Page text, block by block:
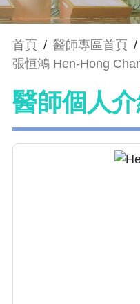
首頁 / 醫師專區首頁 /
張恒鴻 Hen-Hong
醫師個人